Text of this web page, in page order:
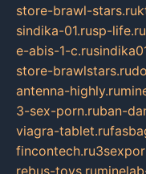
store-brawl-stars.ru
sindika-01.rusp-life.ru
e-abis-1-c.ru
store-brawlstars.ru
antenna-highly.ru
3-sex-porn.ruban-
viagra-tablet.ru
fincontech.ru
rebus-toys.ru